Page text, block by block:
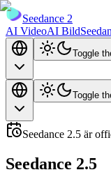
Seedance 2
AI VideoAI Bild
Toggle
Toggle
Seedance 2.5 är
Seedance 2.5